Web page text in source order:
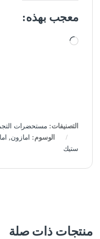
معجب بهذه:
جاري التحميل…
التصنيفات: مستحضرات
الوسوم: امازون,
ستيك
منتجات ذات صلة